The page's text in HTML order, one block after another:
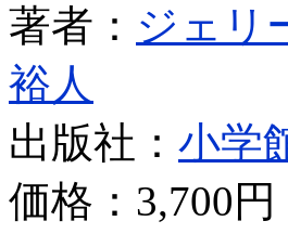
著者： ジェリ
裕人
出版社： 小学
価格： 3,700円